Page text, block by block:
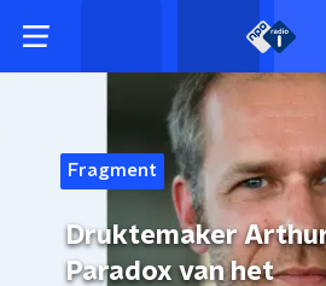
Fragment
Druktemaker
Paradox van het